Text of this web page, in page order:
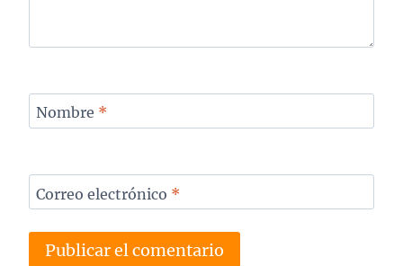
Nombre *
Correo electrónico *